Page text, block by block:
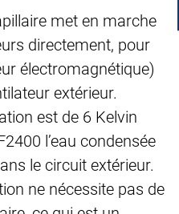
met en marche
directement, pour
électromagnétique)
extérieur.
est de 6 Kelvin
l’eau condensée
le circuit extérieur.
ne nécessite pas de